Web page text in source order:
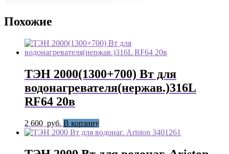
Похожие
ТЭН 2000(1300+700) Вт для
водонагревателя(нержав.)316L
RF64 20в
2 600 руб. В корзину